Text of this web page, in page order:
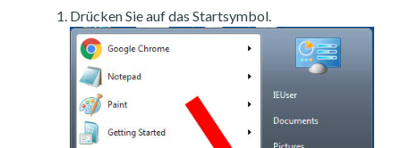
Drücken Sie auf das Startsymbol.